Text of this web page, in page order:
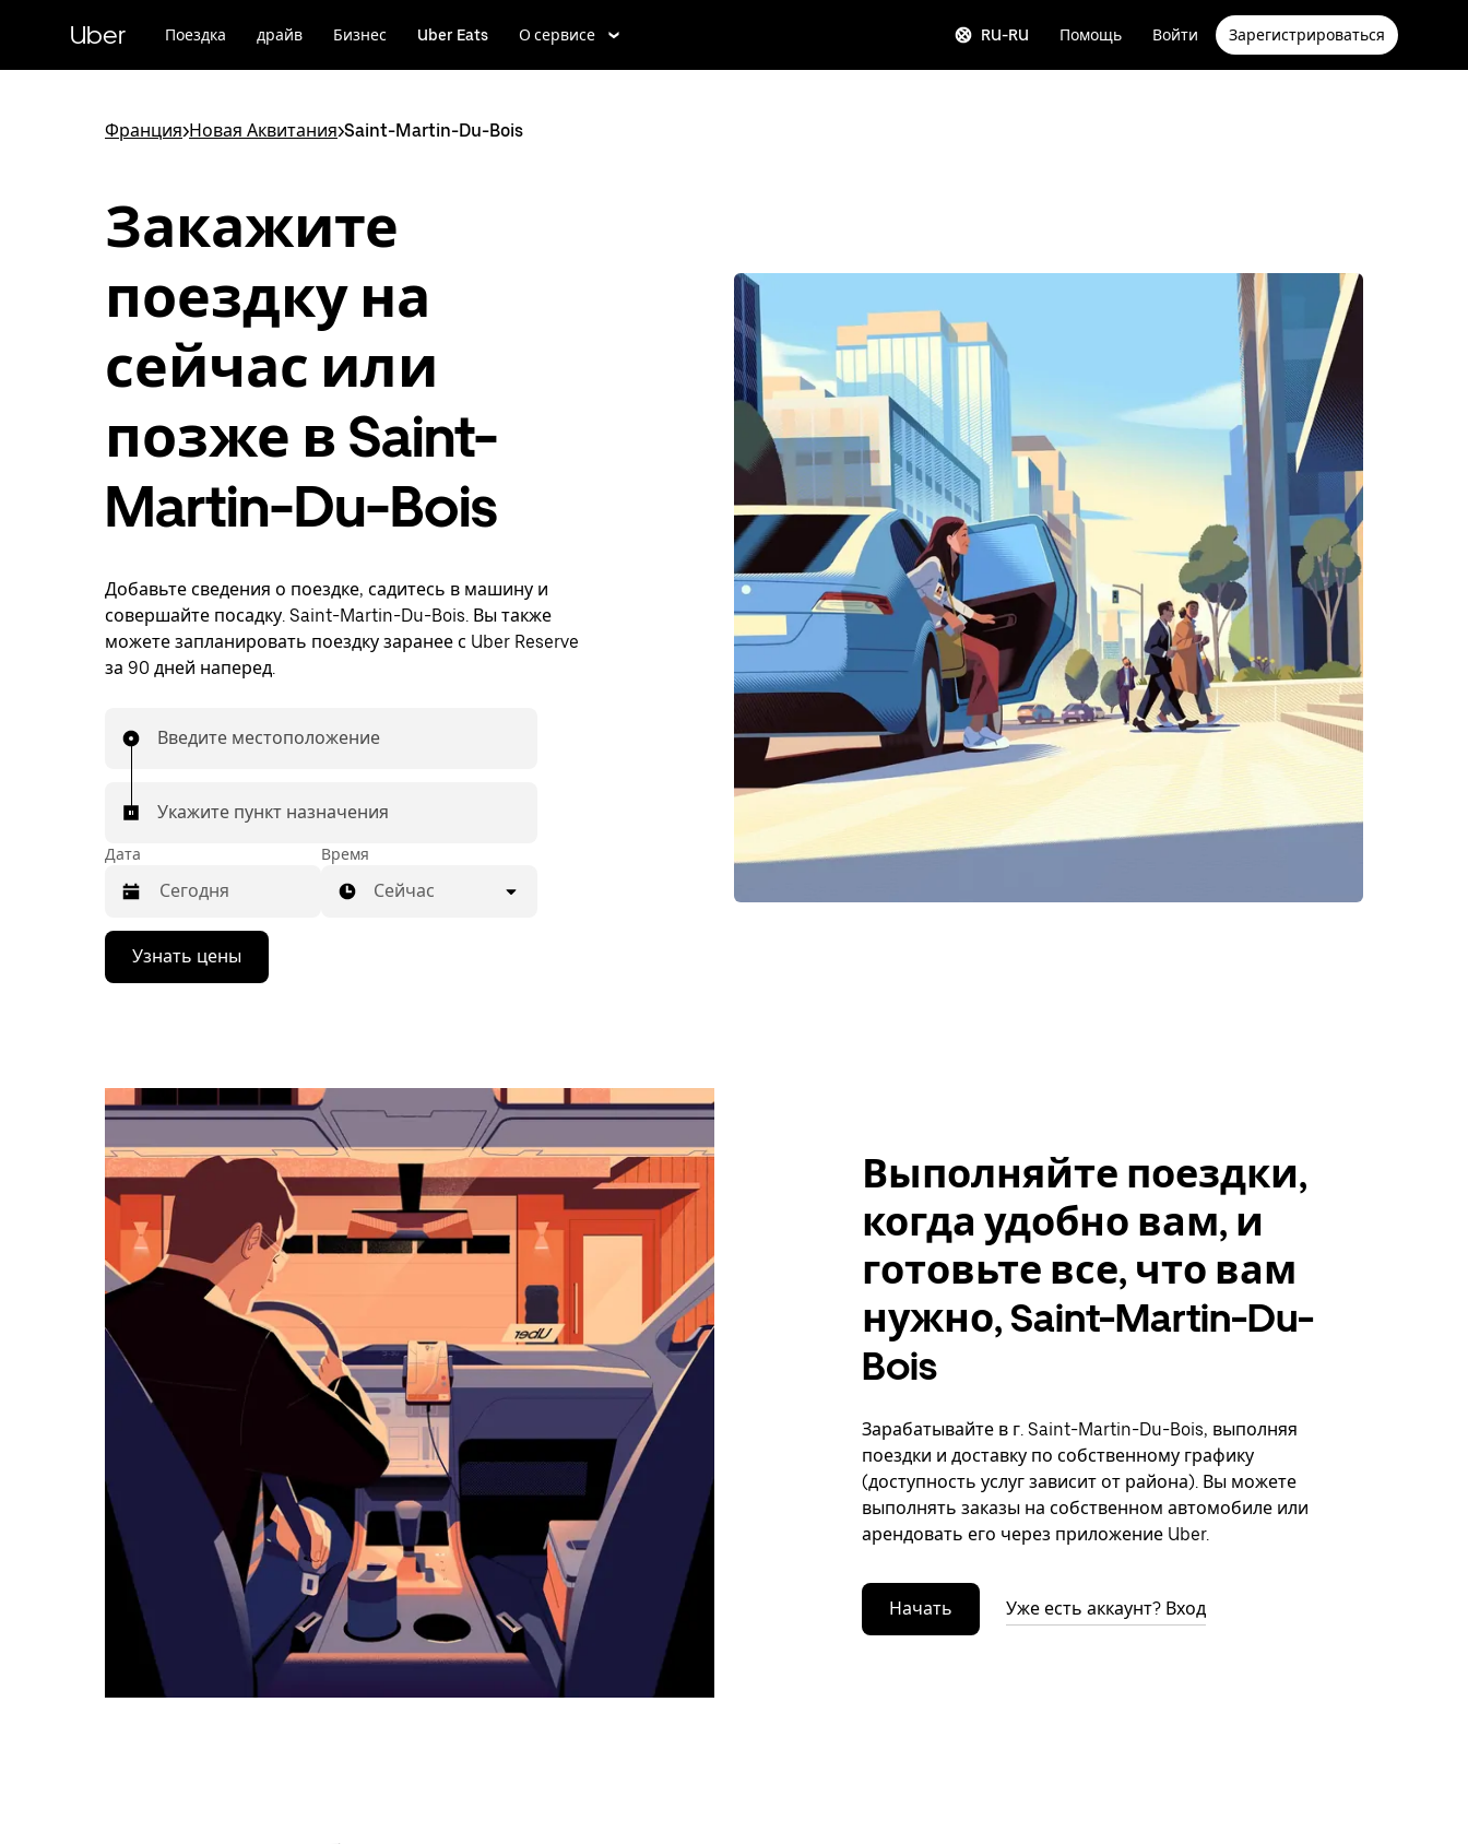
к
Uber Поездка драйв Бизнес Uber Eats О сервисе RU-RU Помощь Войти Зарегистрироваться
Франция>Новая Аквитания>Saint-Martin-Du-Bois
Закажите
поездку на
сейчас или
позже в Saint-
Martin-Du-Bois
Добавьте сведения о поездке, садитесь в машину и
совершайте посадку. Saint-Martin-Du-Bois. Вы также
можете запланировать поездку заранее с Uber Reserve
за 90 дней наперед.
Введите местоположение
Укажите пункт назначения
Дата
Нажмите
стрелку
вниз,
выбрать
дату.
закрыть
календарь,
нажмите
Esc.
Время
Сейчас
Узнать цены
Выполняйте поездки,
когда удобно вам, и
готовьте все, что вам
нужно, Saint-Martin-Du-
Bois
Зарабатывайте в г. Saint-Martin-Du-Bois, выполняя
поездки и доставку по собственному графику
(доступность услуг зависит от района). Вы можете
выполнять заказы на собственном автомобиле или
арендовать его через приложение Uber.
Начать Уже есть аккаунт? Вход